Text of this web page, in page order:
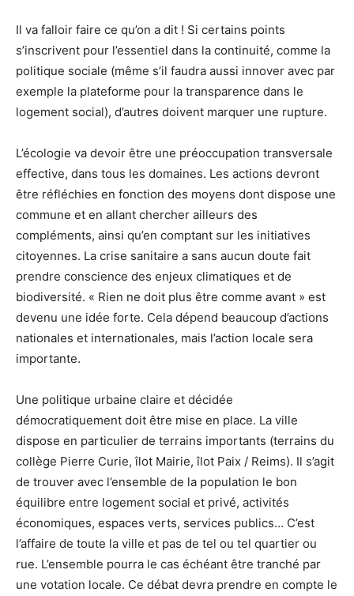
Il va falloir faire ce qu’on a dit ! Si certains points
s’inscrivent pour l’essentiel dans la continuité, comme la
politique sociale (même s’il faudra aussi innover avec par
exemple la plateforme pour la transparence dans le
logement social), d’autres doivent marquer une rupture.
L’écologie va devoir être une préoccupation transversale
effective, dans tous les domaines. Les actions devront
être réfléchies en fonction des moyens dont dispose une
commune et en allant chercher ailleurs des
compléments, ainsi qu’en comptant sur les initiatives
citoyennes. La crise sanitaire a sans aucun doute fait
prendre conscience des enjeux climatiques et de
biodiversité. « Rien ne doit plus être comme avant » est
devenu une idée forte. Cela dépend beaucoup d’actions
nationales et internationales, mais l’action locale sera
importante.
Une politique urbaine claire et décidée
démocratiquement doit être mise en place. La ville
dispose en particulier de terrains importants (terrains du
collège Pierre Curie, îlot Mairie, îlot Paix / Reims). Il s’agit
de trouver avec l’ensemble de la population le bon
équilibre entre logement social et privé, activités
économiques, espaces verts, services publics… C’est
l’affaire de toute la ville et pas de tel ou tel quartier ou
rue. L’ensemble pourra le cas échéant être tranché par
une votation locale. Ce débat devra prendre en compte le